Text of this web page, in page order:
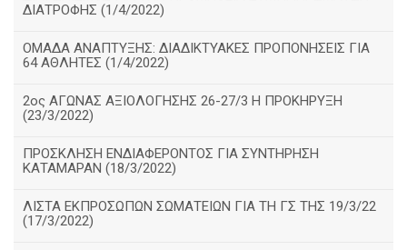
ΔΙΑΤΡΟΦΗΣ (1/4/2022)
ΟΜΑΔΑ ΑΝΑΠΤΥΞΗΣ: ΔΙΑΔΙΚΤΥΑΚΕΣ ΠΡΟΠΟΝΗΣΕΙΣ ΓΙΑ
64 ΑΘΛΗΤΕΣ (1/4/2022)
2ος ΑΓΩΝΑΣ ΑΞΙΟΛΟΓΗΣΗΣ 26-27/3 Η ΠΡΟΚΗΡΥΞΗ
(23/3/2022)
ΠΡΟΣΚΛΗΣΗ ΕΝΔΙΑΦΕΡΟΝΤΟΣ ΓΙΑ ΣΥΝΤΗΡΗΣΗ
ΚΑΤΑΜΑΡΑΝ (18/3/2022)
ΛΙΣΤΑ ΕΚΠΡΟΣΩΠΩΝ ΣΩΜΑΤΕΙΩΝ ΓΙΑ ΤΗ ΓΣ ΤΗΣ 19/3/22
(17/3/2022)